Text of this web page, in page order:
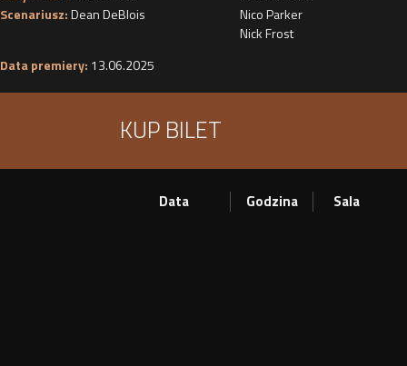
Scenariusz:Dean DeBlois
Data premiery: 13.06.2025
Nico Parker
Nick Frost
KUP BILET
Data Godzina Sala